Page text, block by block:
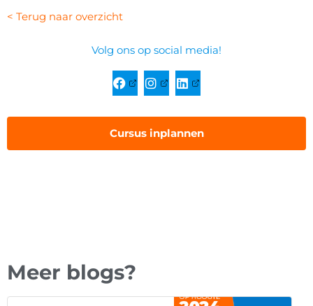
< Terug naar overzicht
Volg ons op social media!
Cursus inplannen
Meer blogs?